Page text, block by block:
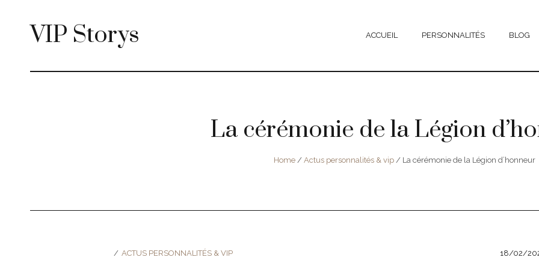
VIP Storys ACCUEIL PERSONNALITÉS BLOG
La cérémonie de la Légion
Home / Actus personnalités & vip / La cérémonie de la Légion d’honneur
ACTUS PERSONNALITÉS & VIP 18/02/